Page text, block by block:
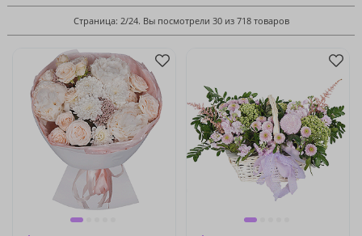
Страница: 2/24. Вы посмотрели 30 из 718 товаров